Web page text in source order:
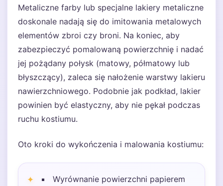
Metaliczne farby lub specjalne lakiery metaliczne
doskonale nadają się do imitowania metalowych
elementów zbroi czy broni. Na koniec, aby
zabezpieczyć pomalowaną powierzchnię i nadać
jej pożądany połysk (matowy, półmatowy lub
błyszczący), zaleca się nałożenie warstwy lakieru
nawierzchniowego. Podobnie jak podkład, lakier
powinien być elastyczny, aby nie pękał podczas
ruchu kostiumu.
Oto kroki do wykończenia i malowania kostiumu:
Wyrównanie powierzchni papierem